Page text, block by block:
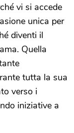
vi si accede
unica per
diventi il
Quella
tutta la sua
verso i
iniziative a